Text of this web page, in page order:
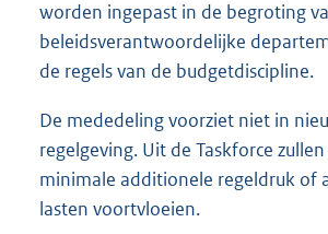
worden ingepast in de begroting
beleidsverantwoordelijke
de regels van de budgetdiscipline.
De mededeling voorziet niet in
regelgeving. Uit de Taskforce
minimale additionele regeldruk of
lasten voortvloeien.